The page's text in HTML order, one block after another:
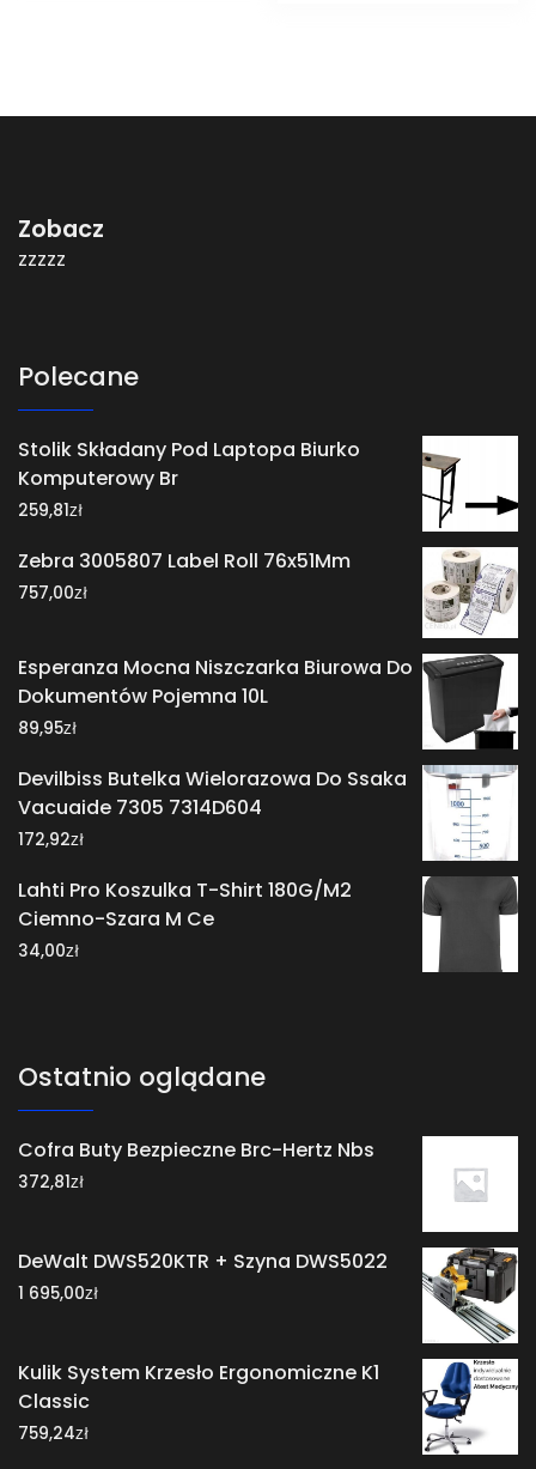
Zobacz
zzzzz
Polecane
Stolik Składany Pod Laptopa Biurko
Komputerowy Br
259,81zł
Zebra 3005807 Label Roll 76x51Mm
757,00zł
Esperanza Mocna Niszczarka Biurowa Do
Dokumentów Pojemna 10L
89,95zł
Devilbiss Butelka Wielorazowa Do Ssaka
Vacuaide 7305 7314D604
172,92zł
Lahti Pro Koszulka T-Shirt 180G/M2
Ciemno-Szara M Ce
34,00zł
Ostatnio oglądane
Cofra Buty Bezpieczne Brc-Hertz Nbs
372,81zł
DeWalt DWS520KTR + Szyna DWS5022
1 695,00zł
Kulik System Krzesło Ergonomiczne K1
Classic
759,24zł